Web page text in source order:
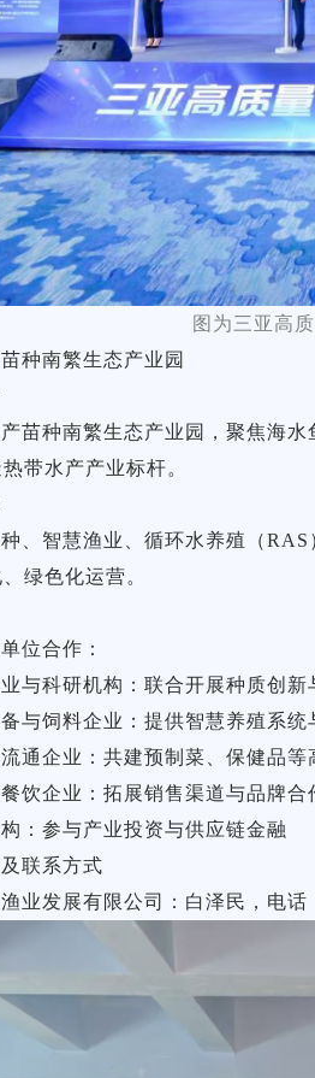
图为三亚高
种南繁生态产业园
苗种南繁生态产业园，聚焦海
带水产产业标杆。
、智慧渔业、循环水养殖（
绿色化运营。
位合作：
业与科研机构：联合开展种质创
备与饲料企业：提供智慧养殖系
流通企业：共建预制菜、保健品
餐饮企业：拓展销售渠道与品牌合
构：参与产业投资与供应链金融
联系方式
业发展有限公司：白泽民，电话